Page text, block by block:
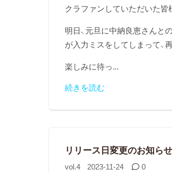
クラファンしていただいた皆
明日、元旦に中納良恵さんと
が入力ミスをしてしまって、
楽しみに待っ...
続きを読む
リリース日変更のお知らせ
vol.4 2023-11-24 0